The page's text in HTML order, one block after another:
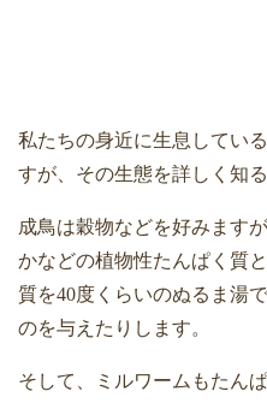
私たちの身近に生息してい
すが、その生態を詳しく知
成鳥は穀物などを好みます
かなどの植物性たんぱく質
質を40度くらいのぬるま湯
のを与えたりします。
そして、ミルワームもたん